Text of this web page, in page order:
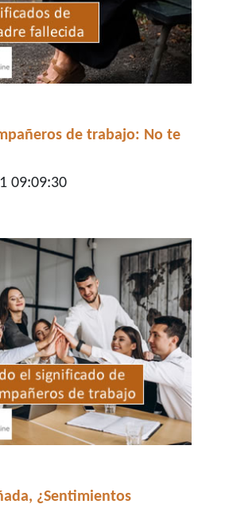
de trabajo: No te
09:09:30
¿Sentimientos